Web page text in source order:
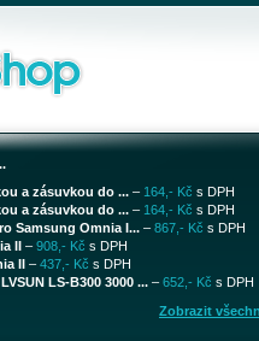
a zásuvkou do ... – 164,- Kč s DPH
a zásuvkou do ... – 164,- Kč s DPH
Samsung Omnia I... – 867,- Kč s DPH
II – 908,- Kč s DPH
II – 437,- Kč s DPH
LS-B300 3000 ... – 652,- Kč s DPH
Zobrazit